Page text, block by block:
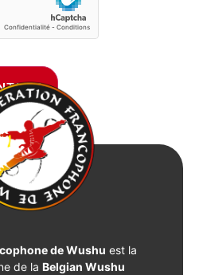
de Wushu est la
de la Belgian Wushu